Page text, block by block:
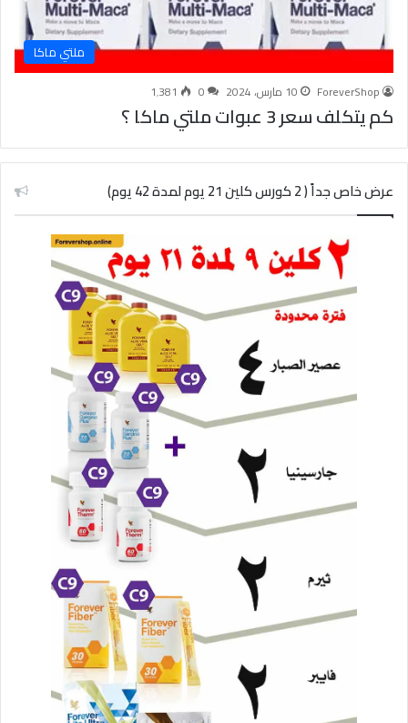
ملتي ماكا
ForeverShop 10 مارس، 2024 0 1٬381
كم يتكلف سعر 3 عبوات ملتي ماكا ؟
عرض خاص جداً ( 2 كورس كلين 21 يوم لمدة 42 يوم)